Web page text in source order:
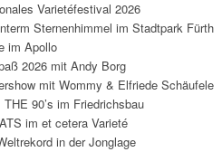
Varietéfestival 2026
Sternenhimmel im Stadtpark Fürth
im Apollo
2026 mit Andy Borg
mit Wommy & Elfriede Schäufele
THE 90’s im Friedrichsbau
im et cetera Varieté
in der Jonglage